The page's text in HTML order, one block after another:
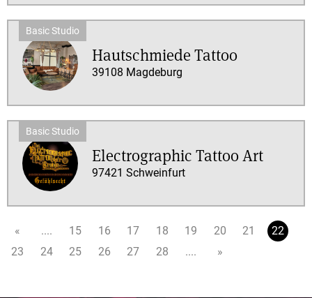
Hautschmiede Tattoo
39108 Magdeburg
Electrographic Tattoo Art
97421 Schweinfurt
« .... 15 16 17 18 19 20 21
22
23
24 25 26 27 28 .... »